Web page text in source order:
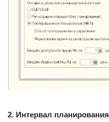
2. Интервал планирования